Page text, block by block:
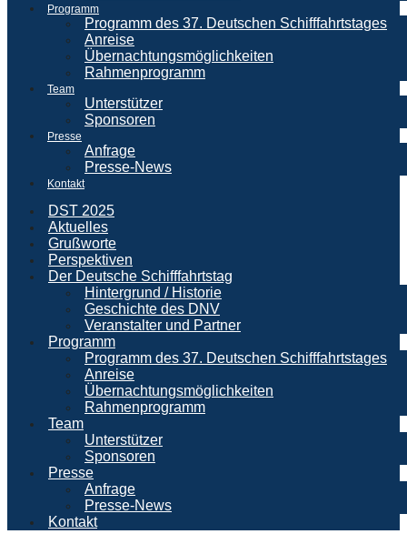
Programm
Programm des 37. Deutschen Schifffahrtstages
Anreise
Übernachtungsmöglichkeiten
Rahmenprogramm
Team
Unterstützer
Sponsoren
Presse
Anfrage
Presse-News
Kontakt
DST 2025
Aktuelles
Grußworte
Perspektiven
Der Deutsche Schifffahrtstag
Hintergrund / Historie
Geschichte des DNV
Veranstalter und Partner
Programm
Programm des 37. Deutschen Schifffahrtstages
Anreise
Übernachtungsmöglichkeiten
Rahmenprogramm
Team
Unterstützer
Sponsoren
Presse
Anfrage
Presse-News
Kontakt